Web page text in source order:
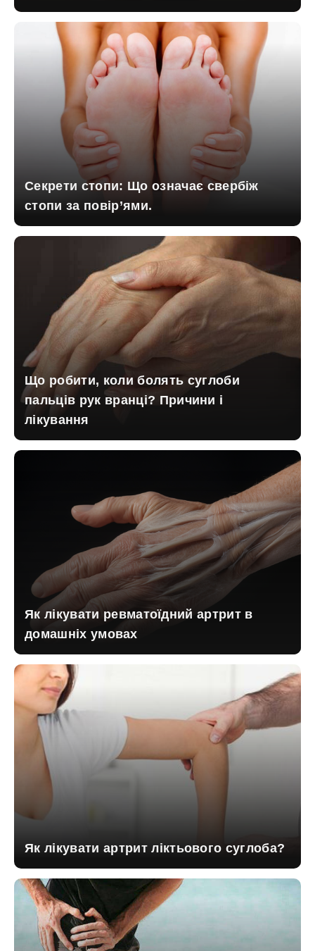
Секрети стопи: Що означає свербіж
стопи за повір’ями.
Що робити, коли болять суглоби
пальців рук вранці? Причини і
лікування
Як лікувати ревматоїдний артрит в
домашніх умовах
Як лікувати артрит ліктьового суглоба?